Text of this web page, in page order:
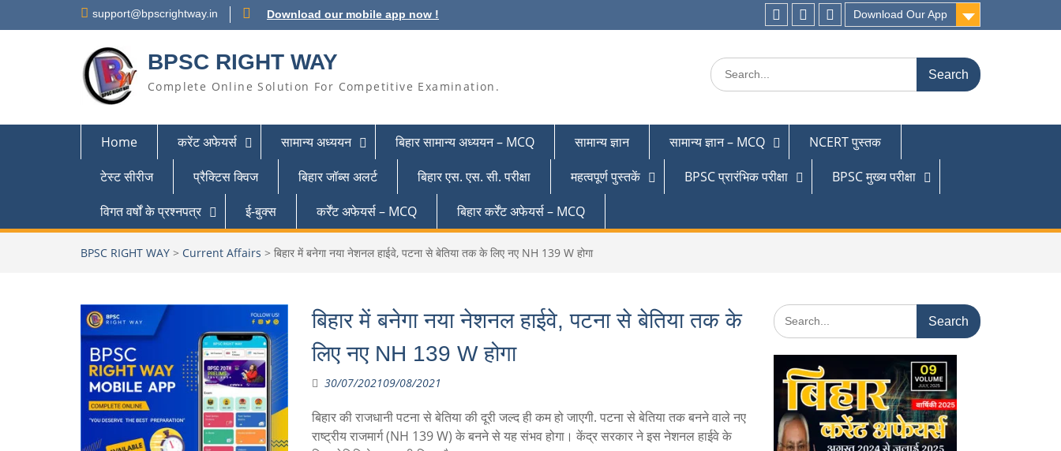
support@bpscrightway.in Download our mobile app now ! Download Our App
BPSC RIGHT WAY
Complete Online Solution For Competitive Examination.
Home करेंट अफेयर्स सामान्य अध्ययन बिहार सामान्य अध्ययन – MCQ सामान्य ज्ञान सामान्य ज्ञान – MCQ
NCERT पुस्तक
टेस्ट सीरीज
प्रैक्टिस क्विज बिहार जॉब्स अलर्ट बिहार एस. एस. सी. परीक्षा महत्वपूर्ण पुस्तकें BPSC प्रारंभिक परीक्षा
BPSC मुख्य परीक्षा
विगत वर्षों के प्रश्नपत्र
ई-बुक्स कर्रेंट अफेयर्स – MCQ बिहार कर्रेंट अफेयर्स – MCQ
BPSC RIGHT WAY > Current Affairs > बिहार में बनेगा नया नेशनल हाईवे, पटना से बेतिया तक के लिए नए NH 139 W होगा
बिहार में बनेगा नया नेशनल हाईवे, पटना से बेतिया तक के
लिए नए NH 139 W होगा
30/07/202109/08/2021
बिहार की राजधानी पटना से बेतिया की दूरी जल्द ही कम हो जाएगी. पटना से बेतिया तक बनने वाले नए
राष्ट्रीय राजमार्ग (NH 139 W) के बनने से यह संभव होगा। केंद्र सरकार ने इस नेशनल हाईवे के